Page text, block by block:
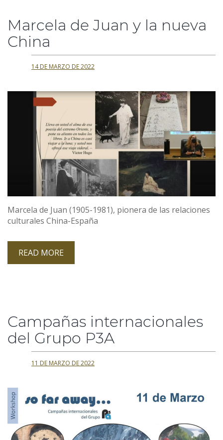
Marcela de Juan y la nueva
China
14 DE MARZO DE 2022
Marcela de Juan (1905-1981), pionera de las relaciones
culturales China-España
READ MORE
Campañas internacionales
del Grupo P3A
11 DE MARZO DE 2022